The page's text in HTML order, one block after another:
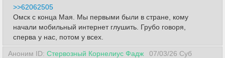
>>62062505
Омск с конца Мая. Мы первыми были в стране, кому
начали мобильный интернет глушить. Грубо говоря,
сперва у нас, потом у всех.
Аноним ID: Стервозный Корнелиус Фадж
07/03/26 Суб